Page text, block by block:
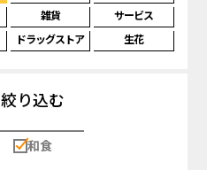
雑貨
サービス
ドラッグストア 生花
り込む
和食